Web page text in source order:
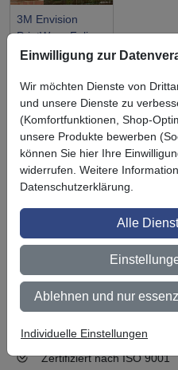
3M Envision
PrintWrap Folie
SV480mC
Symbol
Vorteil
Ihre Vorteile bei uns
3M BestPartner
Preisschutz für unsere
Keine
Ab 300 € Nettowarenwert
Deutschland)
Zertifiziert nach ISO 9001
Einwilligung zur
Wir möchten Dienste von
und unsere Dienste zu
(Komfortfunktionen, Shop-
unsere Produkte bewerben
können Sie hier Ihre
widerrufen. Weitere
Datenschutzerklärung.
Alle
Ablehnen und nur
Individuelle Einstellungen